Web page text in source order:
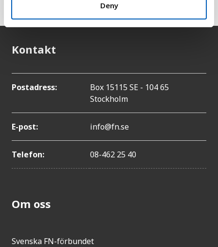
Deny
Kontakt
Postadress:
Box 15115 SE - 104 65
Stockholm
E-post: info@fn.se
Telefon: 08-462 25 40
Om oss
Svenska FN-förbundet